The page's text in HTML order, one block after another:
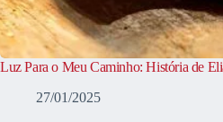
Luz Para o Meu Caminho: História de
27/01/2025